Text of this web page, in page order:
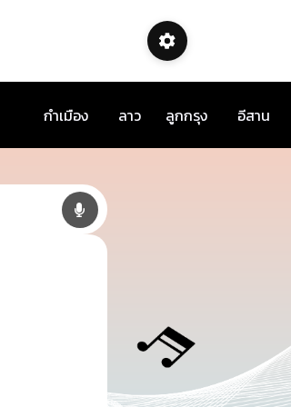
กำเมือง ลาว ลูกกรุง อีสาน